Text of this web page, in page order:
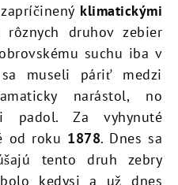
klimatickými
druhov zebier
suchu iba v
museli páriť medzi
narástol, no
padol. Za vyhynuté
od roku 1878. Dnes sa
tento druh zebry
kedysi a už dnes